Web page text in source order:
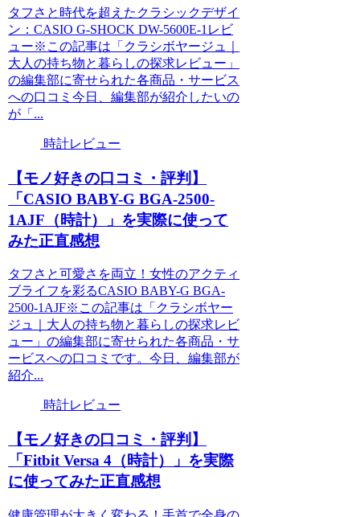
タフさと時代を超えたクラシックデザイ
ン：CASIO G-SHOCK DW-5600E-1レビ
ュー※この記事は「クラシボヤージュ｜
大人の持ち物と暮らしの探求レビュー」
の編集部に寄せられた各商品・サービス
への口コミ今日、編集部が紹介したいの
が「...
時計レビュー
【モノ好きの口コミ・評判】
「CASIO BABY-G BGA-2500-
1AJF（時計）」を実際に使って
みた正直感想
タフさと可愛さを両立！女性のアクティ
ブライフを彩るCASIO BABY-G BGA-
2500-1AJF※この記事は「クラシボヤー
ジュ｜大人の持ち物と暮らしの探求レビ
ュー」の編集部に寄せられた各商品・サ
ービスへの口コミです。今日、編集部が
紹介...
時計レビュー
【モノ好きの口コミ・評判】
「Fitbit Versa 4（時計）」を実際
に使ってみた正直感想